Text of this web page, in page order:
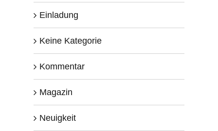
Einladung
Keine Kategorie
Kommentar
Magazin
Neuigkeit